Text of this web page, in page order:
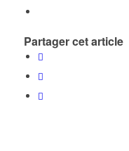
Partager cet article